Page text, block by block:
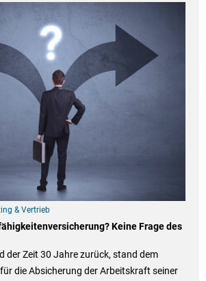
& Vertrieb
Keine Frage des
der Zeit 30 Jahre zurück, stand dem
die Absicherung der Arbeitskraft seiner